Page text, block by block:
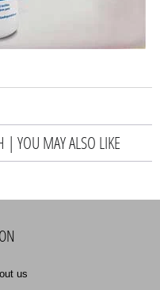
| YOU MAY ALSO LIKE
us